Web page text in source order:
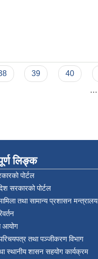
39 40
…
लिङ्क
पोर्टल
सरकारको पोर्टल
तथा सामान्य प्रशासन मन्त्रालय
आयोग
परिचयपत्र तथा पञ्‍जीकरण विभाग
स्थानीय शासन सहयोग कार्यक्रम